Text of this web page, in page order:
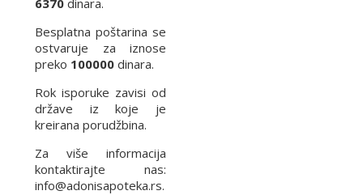
6370 dinara.
Besplatna poštarina se
ostvaruje za iznose
preko 100000 dinara.
Rok isporuke zavisi od
države iz koje je
kreirana porudžbina.
Za više informacija
kontaktirajte nas:
info@adonisapoteka.rs.